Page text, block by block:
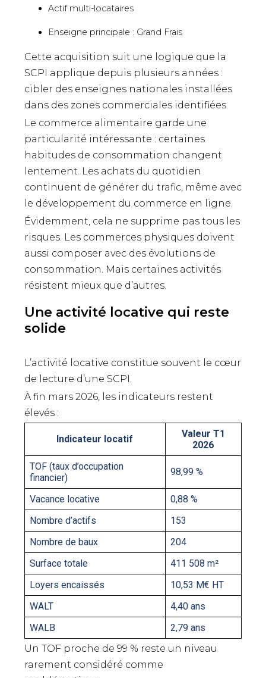
Actif multi-locataires
Enseigne principale : Grand Frais
Cette acquisition suit une logique que la
SCPI applique depuis plusieurs années :
cibler des enseignes nationales installées
dans des zones commerciales identifiées.
Le commerce alimentaire garde une
particularité intéressante : certaines
habitudes de consommation changent
lentement. Les achats du quotidien
continuent de générer du trafic, même avec
le développement du commerce en ligne.
Évidemment, cela ne supprime pas tous les
risques. Les commerces physiques doivent
aussi composer avec des évolutions de
consommation. Mais certaines activités
résistent mieux que d’autres.
Une activité locative qui reste
solide
L’activité locative constitue souvent le cœur
de lecture d’une SCPI.
À fin mars 2026, les indicateurs restent
élevés :
Indicateur locatif
Valeur T1
2026
TOF (taux d’occupation
financier)
98,99 %
Vacance locative
0,88 %
Nombre d’actifs
153
Nombre de baux
204
Surface totale
411 508 m²
Loyers encaissés
10,53 M€ HT
WALT
4,40 ans
WALB
2,79 ans
Un TOF proche de 99 % reste un niveau
rarement considéré comme